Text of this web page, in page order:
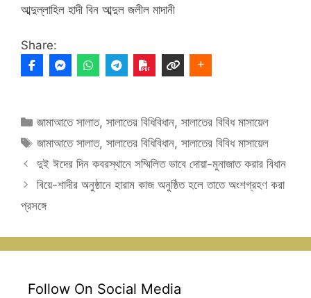
আব্দুল্লাহিল হাদী বিন আব্দুল জলীল মাদানী
Share:
Categories
জামাআতে সালাত,সালাতের বিধিবিধান,সালাতের বিবিধ মাসায়েল
Tags
জামাআতে সালাত,সালাতের বিধিবিধান,সালাতের বিবিধ মাসায়েল
দুই ঈদের দিন কবরস্থানে সম্মিলিত ভাবে দোয়া-মুনাজাত করার বিধান
বিয়ে-শাদীর অনুষ্ঠানে হারাম কাজ অনুষ্ঠিত হলে তাতে অংশগ্রহণ করা
প্রসঙ্গে
Follow On Social Media